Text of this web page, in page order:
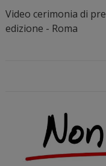
Video cerimonia di
edizione - Roma